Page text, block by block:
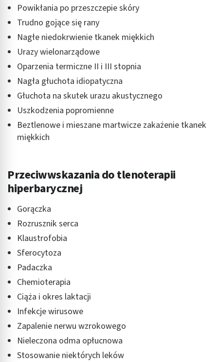
Powikłania po przeszczepie skóry
Trudno gojące się rany
Nagłe niedokrwienie tkanek miękkich
Urazy wielonarządowe
Oparzenia termiczne II i III stopnia
Nagła głuchota idiopatyczna
Głuchota na skutek urazu akustycznego
Uszkodzenia popromienne
Beztlenowe i mieszane martwicze zakażenie tkanek
miękkich
Przeciwwskazania do tlenoterapii
hiperbarycznej
Gorączka
Rozrusznik serca
Klaustrofobia
Sferocytoza
Padaczka
Chemioterapia
Ciąża i okres laktacji
Infekcje wirusowe
Zapalenie nerwu wzrokowego
Nieleczona odma opłucnowa
Stosowanie niektórych leków